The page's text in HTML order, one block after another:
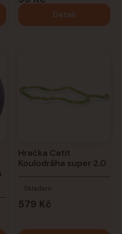
Detail
Hračka Catit
Koulodráha super 2.0
579 Kč
Skladem